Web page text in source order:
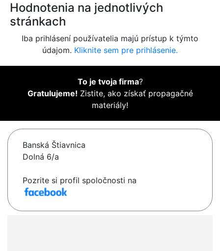
Hodnotenia na jednotlivých
stránkach
Iba prihlásení používatelia majú prístup k týmto
údajom. Kliknite sem pre prihlásenie.
To je tvoja firma?
Gratulujeme! Zistite, ako získať propagačné
materiály!
Banská Štiavnica
Dolná 6/a
Pozrite si profil spoločnosti na